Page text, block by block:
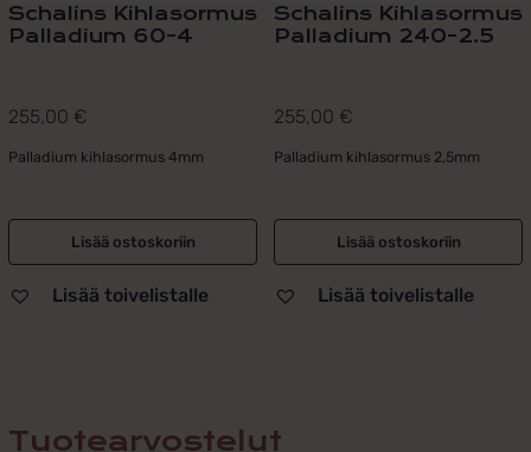
Schalins Kihlasormus
Palladium 60-4
255,00 €
Palladium kihlasormus 4mm
Lisää ostoskoriin
Lisää toivelistalle
Schalins Kihlasormus
Palladium 240-2.5
255,00 €
Palladium kihlasormus 2,5mm
Lisää ostoskoriin
Lisää toivelistalle
Tuotearvostelut